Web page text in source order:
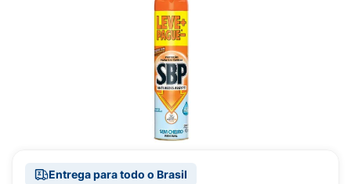
Entrega para todo o Brasil